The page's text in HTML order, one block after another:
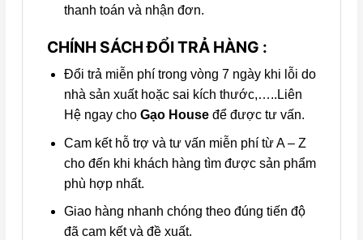
thanh toán và nhận đơn.
CHÍNH SÁCH ĐỔI TRẢ HÀNG :
Đổi trả miễn phí trong vòng 7 ngày khi lỗi do
nhà sản xuất hoặc sai kích thước,…..Liên
Hệ ngay cho Gạo Houseđể được tư vấn.
Cam kết hỗ trợ và tư vấn miễn phí từ A – Z
cho đến khi khách hàng tìm được sản phẩm
phù hợp nhất.
Giao hàng nhanh chóng theo đúng tiến độ
đã cam kết và đề xuất.